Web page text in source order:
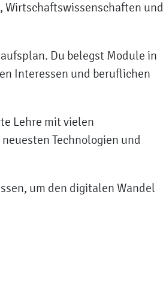
Wirtschaftswissenschaften und
Du belegst Module in
Interessen und beruflichen
Lehre mit vielen
Technologien und
um den digitalen Wandel